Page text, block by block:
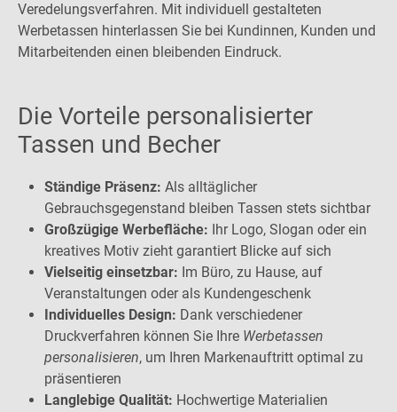
Veredelungsverfahren. Mit individuell gestalteten
Werbetassen hinterlassen Sie bei Kundinnen, Kunden und
Mitarbeitenden einen bleibenden Eindruck.
Die Vorteile personalisierter
Tassen und Becher
Ständige Präsenz: Als alltäglicher
Gebrauchsgegenstand bleiben Tassen stets sichtbar
Großzügige Werbefläche: Ihr Logo, Slogan oder ein
kreatives Motiv zieht garantiert Blicke auf sich
Vielseitig einsetzbar: Im Büro, zu Hause, auf
Veranstaltungen oder als Kundengeschenk
Individuelles Design: Dank verschiedener
Druckverfahren können Sie Ihre Werbetassen
personalisieren, um Ihren Markenauftritt optimal zu
präsentieren
Langlebige Qualität: Hochwertige Materialien